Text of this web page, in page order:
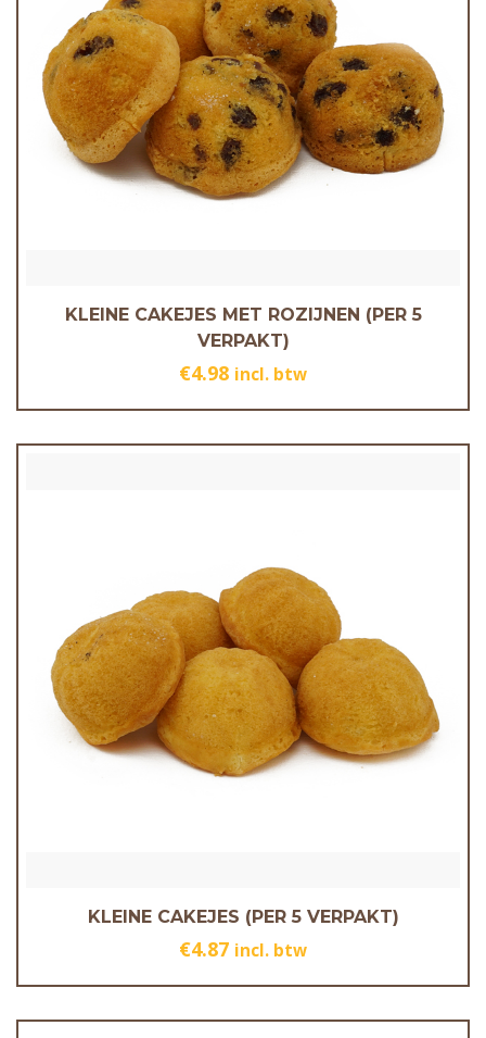
KLEINE CAKEJES MET ROZIJNEN (PER 5
VERPAKT)
€4.98 incl. btw
KLEINE CAKEJES (PER 5 VERPAKT)
€4.87 incl. btw